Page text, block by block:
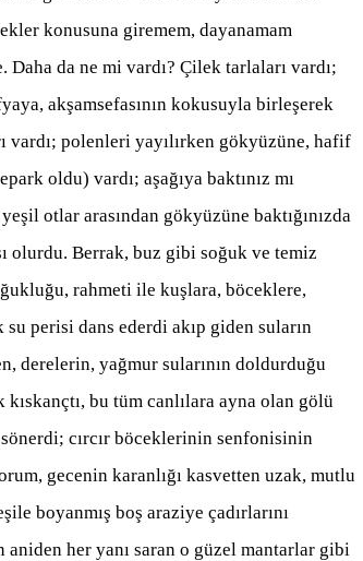
konusuna giremem, dayanamam
da ne mi vardı? Çilek tarlaları vardı;
akşamsefasının kokusuyla birleşerek
vardı; polenleri yayılırken gökyüzüne, hafif
oldu) vardı; aşağıya baktınız mı
otlar arasından gökyüzüne baktığınızda
olurdu. Berrak, buz gibi soğuk ve temiz
rahmeti ile kuşlara, böceklere,
perisi dans ederdi akıp giden suların
derelerin, yağmur sularının doldurduğu
bu tüm canlılara ayna olan gölü
cırcır böceklerinin senfonisinin
gecenin karanlığı kasvetten uzak, mutlu
boyanmış boş araziye çadırlarını
her yanı saran o güzel mantarlar gibi